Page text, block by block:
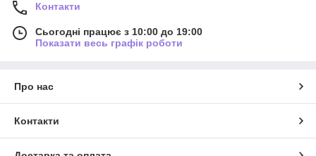
Контакти
Сьогодні працює з 10:00 до 19:00
Показати весь графік роботи
Про нас
Контакти